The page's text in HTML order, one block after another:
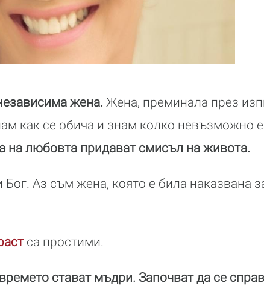
жена. Жена, преминала през
как се обича и знам колко невъзможно
на любовта придават смисъл на живота.
Аз съм жена, която е била наказвана
са простими.
стават мъдри. Започват да се